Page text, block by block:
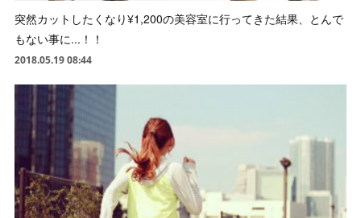
突然カットしたくなり¥1,200の美容室に行ってきた結果、とんで
もない事に...！！
2018.05.19 08:44